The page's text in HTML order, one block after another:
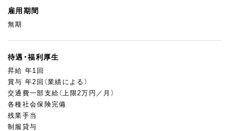
雇用期間
無期
待遇・福利厚生
昇給 年1回
賞与 年2回（業績による）
交通費一部支給（上限2万円／月）
各種社会保険完備
残業手当
制服貸与